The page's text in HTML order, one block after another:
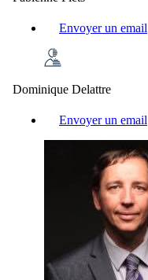
Envoyer un email
Dominique Delattre
Envoyer un email